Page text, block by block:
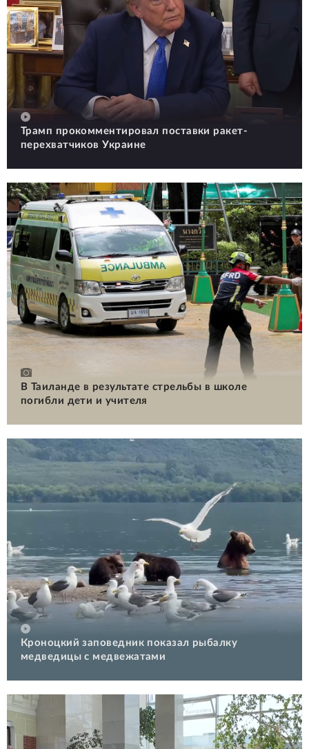
Трамп прокомментировал поставки ракет-
перехватчиков Украине
В Таиланде в результате стрельбы в школе
погибли дети и учителя
Кроноцкий заповедник показал рыбалку
медведицы с медвежатами